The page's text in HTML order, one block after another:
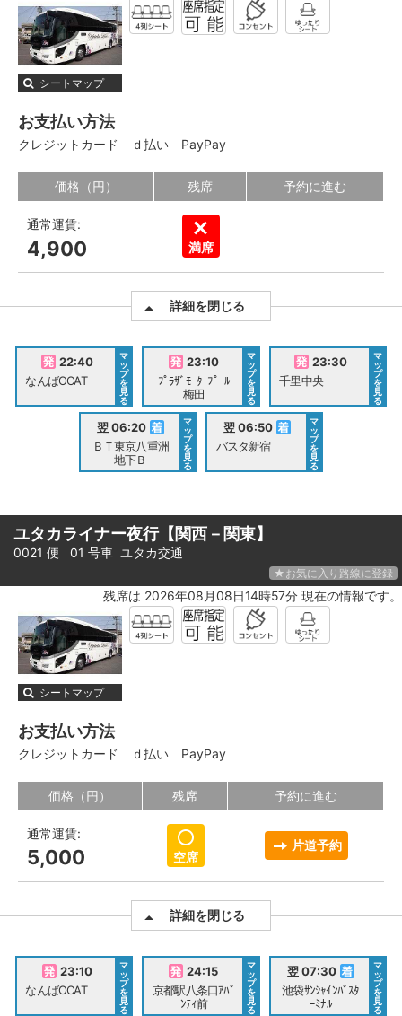
シートマップ
お支払い方法
クレジットカード ｄ払い PayPay
価格（円） 残席 予約に進む
通常運賃:
4,900 満席
詳細を閉じる
22:40
なんばOCAT
マ
ッ
プ
を
見
る
23:10
ﾌﾟﾗｻﾞﾓｰﾀｰﾌﾟｰﾙ
梅田
マ
ッ
プ
を
見
る
23:30
千里中央
マ
ッ
プ
を
見
る
翌 06:20
ＢＴ東京八重洲
地下Ｂ
マ
ッ
プ
を
見
る
翌 06:50
バスタ新宿
マ
ッ
プ
を
見
る
ユタカライナー夜行【関西－関東】
0021 便 01 号車 ユタカ交通
★お気に入り路線に登録
残席は 2026年08月08日14時57分 現在の情報です。
シートマップ
お支払い方法
クレジットカード ｄ払い PayPay
価格（円） 残席 予約に進む
通常運賃:
5,000 空席
片道予約
詳細を閉じる
23:10
なんばOCAT
マ
ッ
プ
を
見
る
24:15
京都駅八条口ｱﾊﾞ
ﾝﾃｨ前
マ
ッ
プ
を
見
る
翌 07:30
池袋ｻﾝｼｬｲﾝﾊﾞｽﾀ
ｰﾐﾅﾙ
マ
ッ
プ
を
見
る